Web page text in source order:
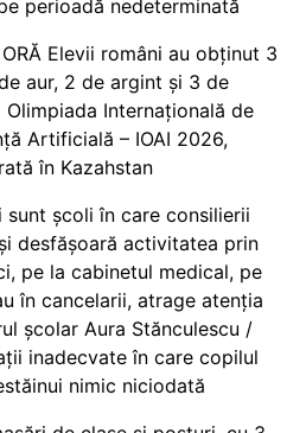
perioadă nedeterminată
ORĂ Elevii români au obținut 3
aur, 2 de argint și 3 de
Olimpiada Internațională de
Artificială – IOAI 2026,
în Kazahstan
sunt școli în care consilierii
desfășoară activitatea prin
pe la cabinetul medical, pe
în cancelarii, atrage atenția
școlar Aura Stănculescu /
inadecvate în care copilul
nimic niciodată